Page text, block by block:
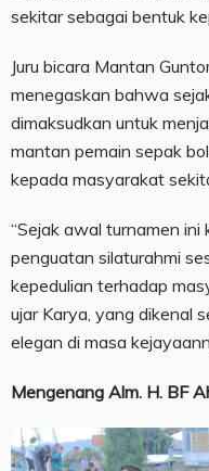
sekitar sebagai bentuk
Juru bicara Mantan
menegaskan bahwa
dimaksudkan untuk
mantan pemain sepak
kepada masyarakat
“Sejak awal turnamen
penguatan silaturahmi
kepedulian terhadap
ujar Karya, yang dikenal
elegan di masa
Mengenang Alm. H. BF